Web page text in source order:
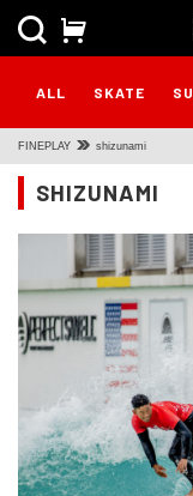
ALL SKATE
FINEPLAY shizunami
SHIZUNAMI